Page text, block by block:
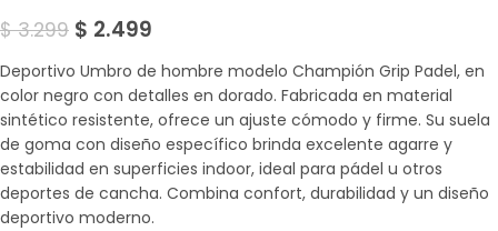
$3.299 $ 2.499
Deportivo Umbro de hombre modelo Champión Grip Padel, en
color negro con detalles en dorado. Fabricada en material
sintético resistente, ofrece un ajuste cómodo y firme. Su suela
de goma con diseño específico brinda excelente agarre y
estabilidad en superficies indoor, ideal para pádel u otros
deportes de cancha. Combina confort, durabilidad y un diseño
deportivo moderno.